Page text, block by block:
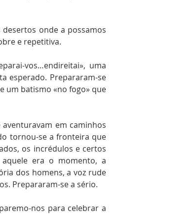
onde a possamos
e repetitiva.
vos…endireitai», uma
esperado. Prepararam-se
um batismo «no fogo» que
em caminhos
tornou-se a fronteira que
os incrédulos e certos
aquele era o momento, a
dos homens, a voz rude
Prepararam-se a sério.
nos para celebrar a